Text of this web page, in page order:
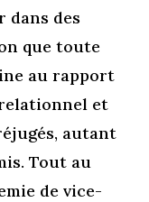
dans des
que toute
au rapport
et
autant
Tout au
de vice-